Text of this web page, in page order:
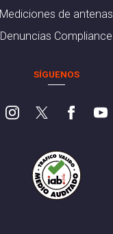
Mediciones de antenas
Denuncias Compliance
SÍGUENOS